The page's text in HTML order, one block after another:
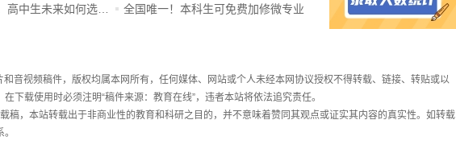
全国唯一！本科生可免费加修微专业
音视频稿件，版权均属本网所有，任何媒体、网站或个人未经本网协议授权不得转载、链接、转贴或以
下载使用时必须注明“稿件来源：教育在线”，违者本站将依法追究责任。
，本站转载出于非商业性的教育和科研之目的，并不意味着赞同其观点或证实其内容的真实性。如转载